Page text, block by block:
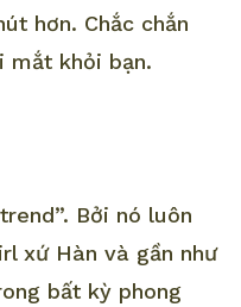
hơn. Chắc chắn
mắt khỏi bạn.
Bởi nó luôn
xứ Hàn và gần như
bất kỳ phong